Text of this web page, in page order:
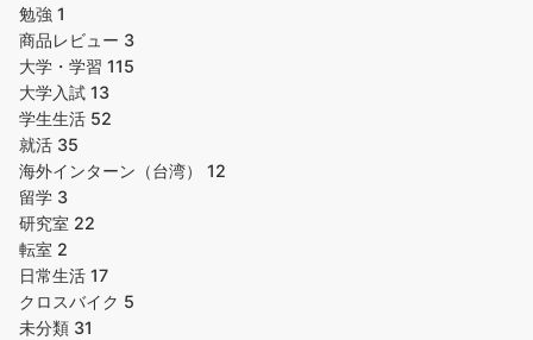
勉強 1
商品レビュー 3
大学・学習 115
大学入試 13
学生生活 52
就活 35
海外インターン（台湾） 12
留学 3
研究室 22
転室 2
日常生活 17
クロスバイク 5
未分類 31